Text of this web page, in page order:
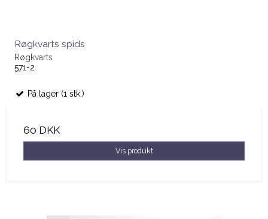
Røgkvarts spids
Røgkvarts
571-2
På lager (1 stk.)
60 DKK
Vis produkt